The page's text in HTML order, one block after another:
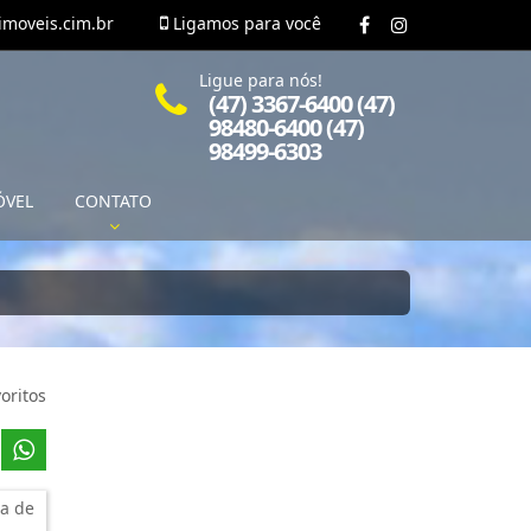
Ligamos para você
CONTATO
Ligue para nós!
(47) 3367-6400 (47)
98480-6400 (47)
98499-6303
de